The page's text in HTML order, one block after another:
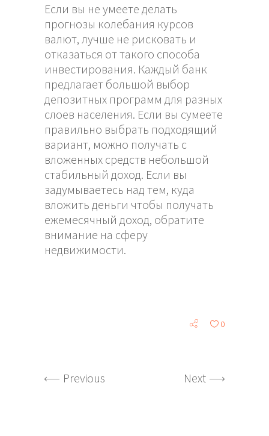
Если вы не умеете делать
прогнозы колебания курсов
валют, лучше не рисковать и
отказаться от такого способа
инвестирования. Каждый банк
предлагает большой выбор
депозитных программ для разных
слоев населения. Если вы сумеете
правильно выбрать подходящий
вариант, можно получать с
вложенных средств небольшой
стабильный доход. Если вы
задумываетесь над тем, куда
вложить деньги чтобы получать
ежемесячный доход, обратите
внимание на сферу
недвижимости.
0
Previous Next